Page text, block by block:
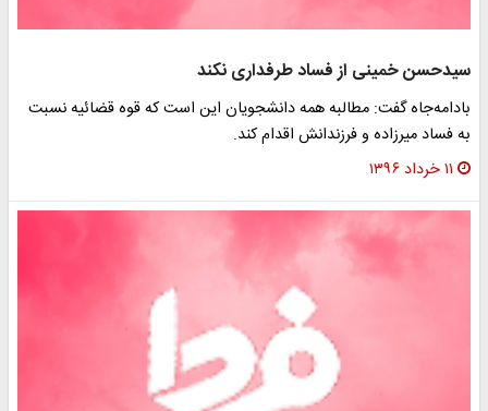
سیدحسن خمینی از فساد طرفداری نکند
بادامه‌جاه گفت: مطالبه همه دانشجویان این است که قوه قضائیه نسبت
به فساد میرزاده و فرزندانش اقدام کند.
۱۱ خرداد ۱۳۹۶